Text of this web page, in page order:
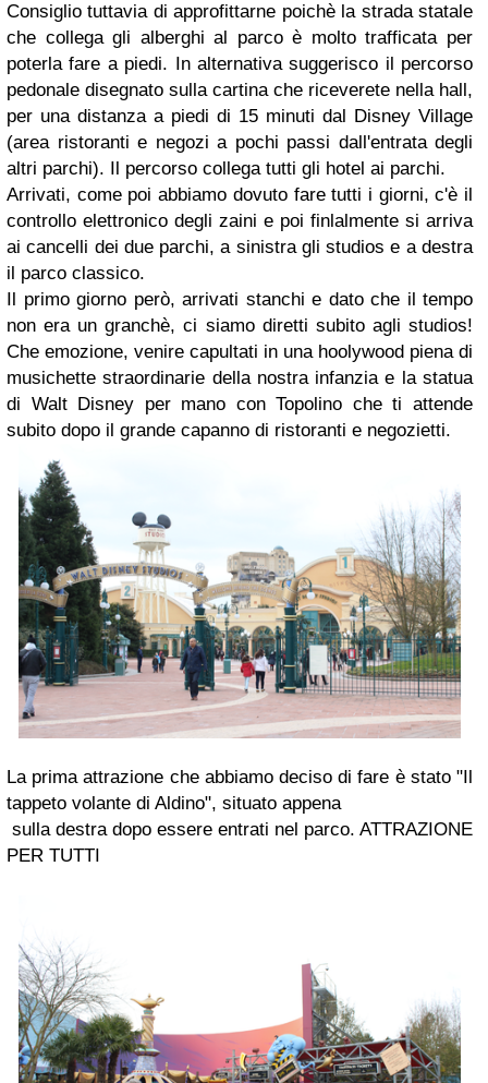
Consiglio tuttavia di approfittarne poichè la strada statale
che collega gli alberghi al parco è molto trafficata per
poterla fare a piedi. In alternativa suggerisco il percorso
pedonale disegnato sulla cartina che riceverete nella hall,
per una distanza a piedi di 15 minuti dal Disney Village
(area ristoranti e negozi a pochi passi dall'entrata degli
altri parchi). Il percorso collega tutti gli hotel ai parchi.
Arrivati, come poi abbiamo dovuto fare tutti i giorni, c'è il
controllo elettronico degli zaini e poi finlalmente si arriva
ai cancelli dei due parchi, a sinistra gli studios e a destra
il parco classico.
Il primo giorno però, arrivati stanchi e dato che il tempo
non era un granchè, ci siamo diretti subito agli studios!
Che emozione, venire capultati in una hoolywood piena di
musichette straordinarie della nostra infanzia e la statua
di Walt Disney per mano con Topolino che ti attende
subito dopo il grande capanno di ristoranti e negozietti.
La prima attrazione che abbiamo deciso di fare è stato "Il
tappeto volante di Aldino", situato appena
sulla destra dopo essere entrati nel parco. ATTRAZIONE
PER TUTTI